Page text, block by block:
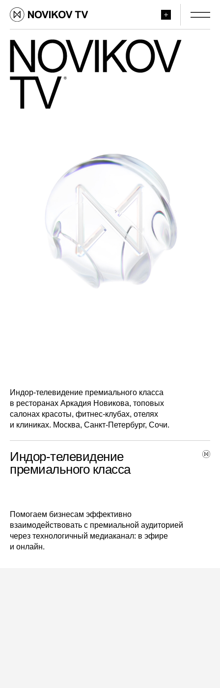
Индор-телевидение премиального класса
в ресторанах Аркадия Новикова, топовых
салонах красоты, фитнес-клубах, отелях
и клиниках. Москва, Санкт-Петербург, Сочи.
Индор-телевидение
премиального класса
Помогаем бизнесам эффективно
взаимодействовать с премиальной аудиторией
через технологичный медиаканал: в эфире
и онлайн.